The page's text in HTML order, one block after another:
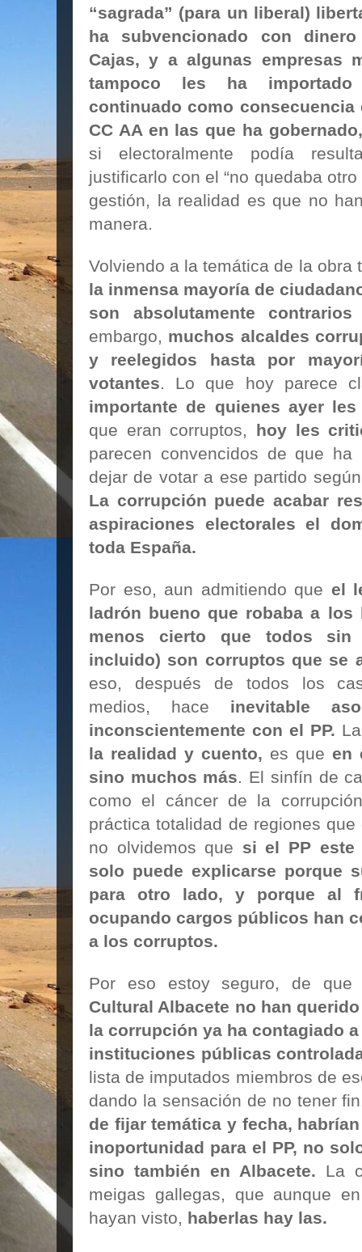
“sagrada” (para un liberal)
ha subvencionado con
Cajas, y a algunas empresas
tampoco les ha
continuado como
CC AA en las que ha
si electoralmente podía
justificarlo con el “no quedaba
gestión, la realidad es que no
manera.
Volviendo a la temática de la obra
la inmensa mayoría de
son absolutamente
embargo, muchos alcaldes
y reelegidos hasta por
votantes. Lo que hoy parece
importante de quienes ayer les
que eran corruptos, hoy les
parecen convencidos de que
dejar de votar a ese partido
La corrupción puede acabar
aspiraciones electorales el
toda España.
Por eso, aun admitiendo que el
ladrón bueno que robaba a los
menos cierto que todos sin
incluido) son corruptos que se
eso, después de todos los
medios, hace inevitable
inconscientemente con el PP.
la realidad y cuento, es que en
sino muchos más. El sinfín de
como el cáncer de la
práctica totalidad de regiones
no olvidemos que si el PP este
solo puede explicarse porque
para otro lado, y porque al
ocupando cargos públicos han
a los corruptos.
Por eso estoy seguro, de
Cultural Albacete no han
la corrupción ya ha contagiado
instituciones públicas
lista de imputados miembros de
dando la sensación de no tener
de fijar temática y fecha,
inoportunidad para el PP, no
sino también en Albacete. La
meigas gallegas, que aunque
hayan visto, haberlas hay las.